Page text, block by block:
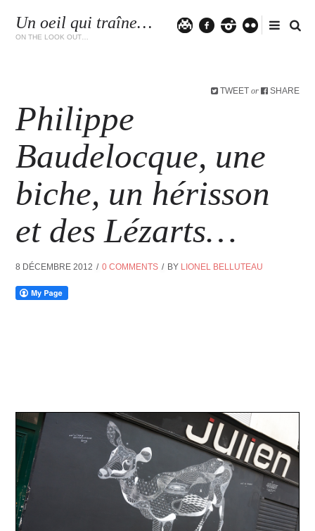
Un oeil qui traîne…
ON THE LOOK OUT…
TWEET or SHARE
Philippe
Baudelocque, une
biche, un hérisson
et des Lézarts…
8 DÉCEMBRE 2012 0 COMMENTS BY LIONEL BELLUTEAU